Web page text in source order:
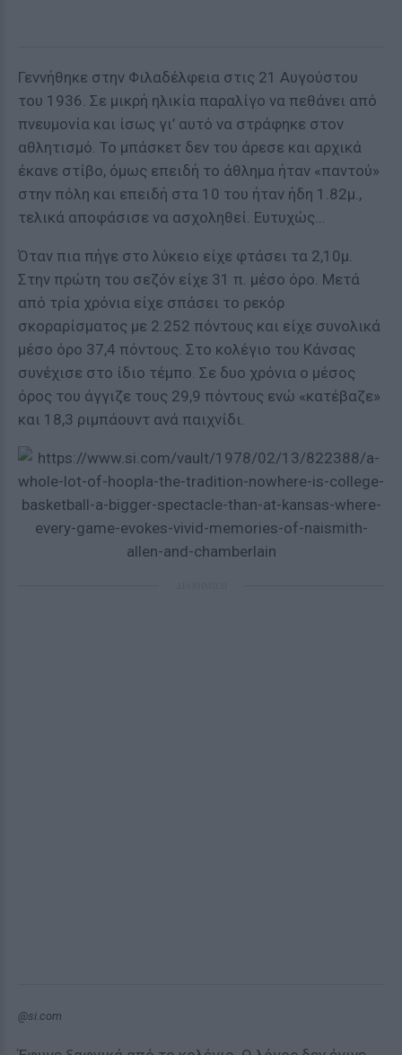
Γεννήθηκε στην Φιλαδέλφεια στις 21 Αυγούστου
του 1936. Σε μικρή ηλικία παραλίγο να πεθάνει από
πνευμονία και ίσως γι’ αυτό να στράφηκε στον
αθλητισμό. Το μπάσκετ δεν του άρεσε και αρχικά
έκανε στίβο, όμως επειδή το άθλημα ήταν «παντού»
στην πόλη και επειδή στα 10 του ήταν ήδη 1.82μ.,
τελικά αποφάσισε να ασχοληθεί. Ευτυχώς…
Όταν πια πήγε στο λύκειο είχε φτάσει τα 2,10μ.
Στην πρώτη του σεζόν είχε 31 π. μέσο όρο. Μετά
από τρία χρόνια είχε σπάσει το ρεκόρ
σκοραρίσματος με 2.252 πόντους και είχε συνολικά
μέσο όρο 37,4 πόντους. Στο κολέγιο του Κάνσας
συνέχισε στο ίδιο τέμπο. Σε δυο χρόνια ο μέσος
όρος του άγγιζε τους 29,9 πόντους ενώ «κατέβαζε»
και 18,3 ριμπάουντ ανά παιχνίδι.
@si.com